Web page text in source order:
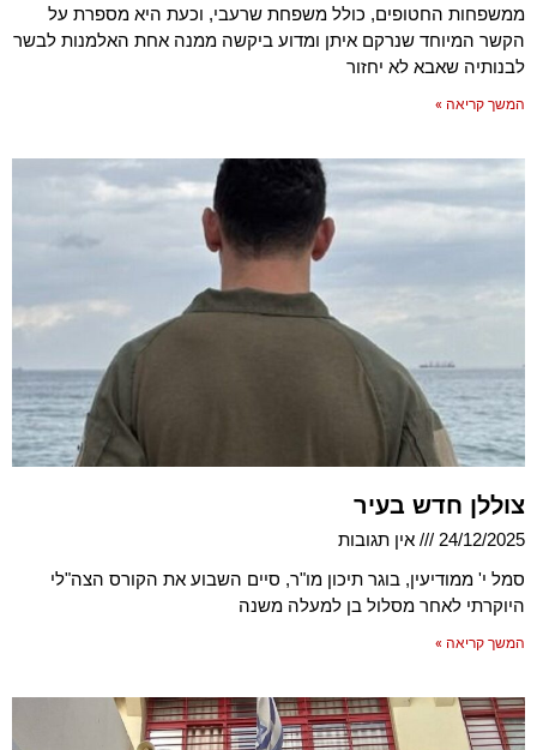
ממשפחות החטופים, כולל משפחת שרעבי, וכעת היא מספרת על
הקשר המיוחד שנרקם איתן ומדוע ביקשה ממנה אחת האלמנות לבשר
לבנותיה שאבא לא יחזור
המשך קריאה »
צוללן חדש בעיר
24/12/2025
אין תגובות
סמל י' ממודיעין, בוגר תיכון מו"ר, סיים השבוע את הקורס הצה"לי
היוקרתי לאחר מסלול בן למעלה משנה
המשך קריאה »